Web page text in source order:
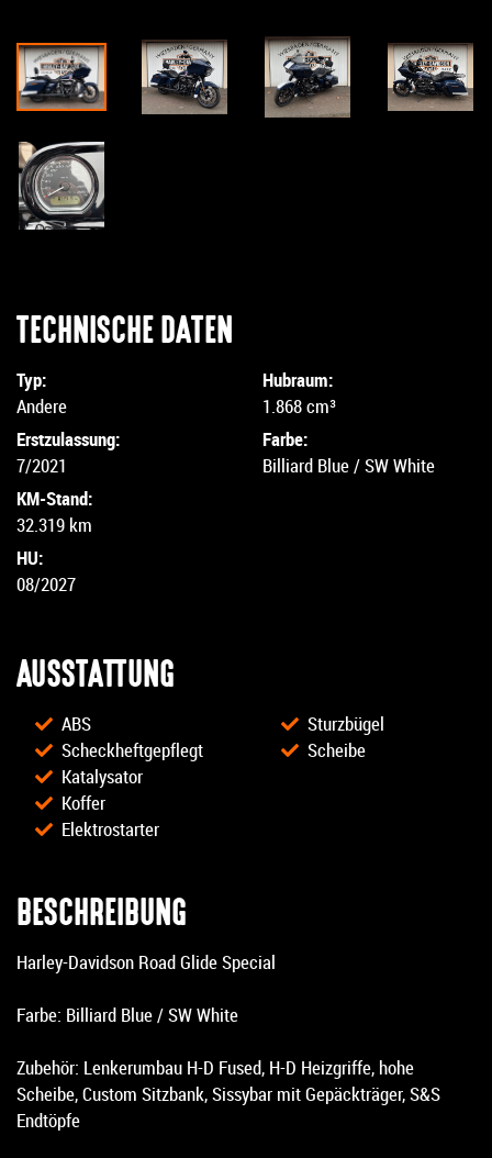
TECHNISCHE DATEN
Typ:
Andere
Erstzulassung:
7/2021
KM-Stand:
32.319 km
HU:
08/2027
Hubraum:
1.868 cm³
Farbe:
Billiard Blue / SW White
AUSSTATTUNG
ABS
Scheckheftgepflegt
Katalysator
Koffer
Elektrostarter
Sturzbügel
Scheibe
BESCHREIBUNG
Harley-Davidson Road Glide Special
Farbe: Billiard Blue / SW White
Zubehör: Lenkerumbau H-D Fused, H-D Heizgriffe, hohe
Scheibe, Custom Sitzbank, Sissybar mit Gepäckträger, S&S
Endtöpfe